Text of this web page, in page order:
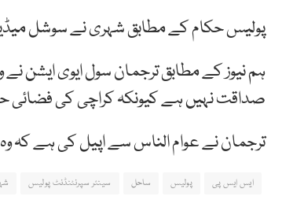
پولیس حکام کے مطابق شہری نے سوشل میڈیا پر وائرل
ہم نیوز کے مطابق ترجمان سول ایوی ایشن
صداقت نہیں ہے کیونکہ کراچی کی فضائی
ترجمان نے عوام الناس سے اپیل کی ہے کہ وہ
ایس ایس پی پولیس ساحل سینئر سپرنٹنڈنٹ پولیس